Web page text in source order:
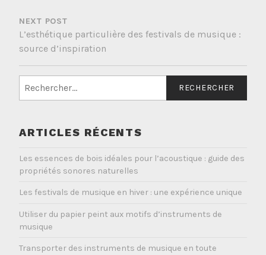
NEXT POST
L’esthétique particulière des festivals de musique :
source d’inspiration
ARTICLES RÉCENTS
Les essences de bois idéales pour l’acoustique : guide des
propriétés sonores naturelles
Les festivals de musique en hiver : une expérience unique
Utiliser du papier peint aux motifs d’instruments de
musique
Transporter des instruments de musique en toute